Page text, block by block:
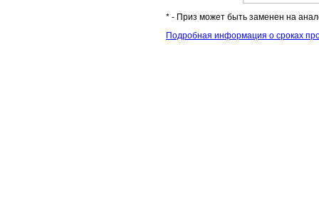
* - Приз может быть заменен на
Подробная информация о сроках